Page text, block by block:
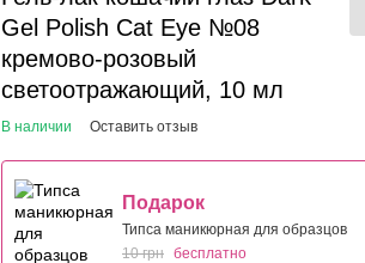
Gel Polish Cat Eye №08
кремово-розовый
светоотражающий, 10 мл
В наличии Оставить отзыв
Подарок
Типса маникюрная для образцов
10 грн бесплатно